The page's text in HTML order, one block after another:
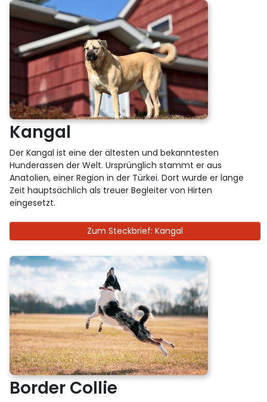
Kangal
Der Kangal ist eine der ältesten und bekanntesten
Hunderassen der Welt. Ursprünglich stammt er aus
Anatolien, einer Region in der Türkei. Dort wurde er lange
Zeit hauptsächlich als treuer Begleiter von Hirten
eingesetzt.
Zum Steckbrief: Kangal
Border Collie